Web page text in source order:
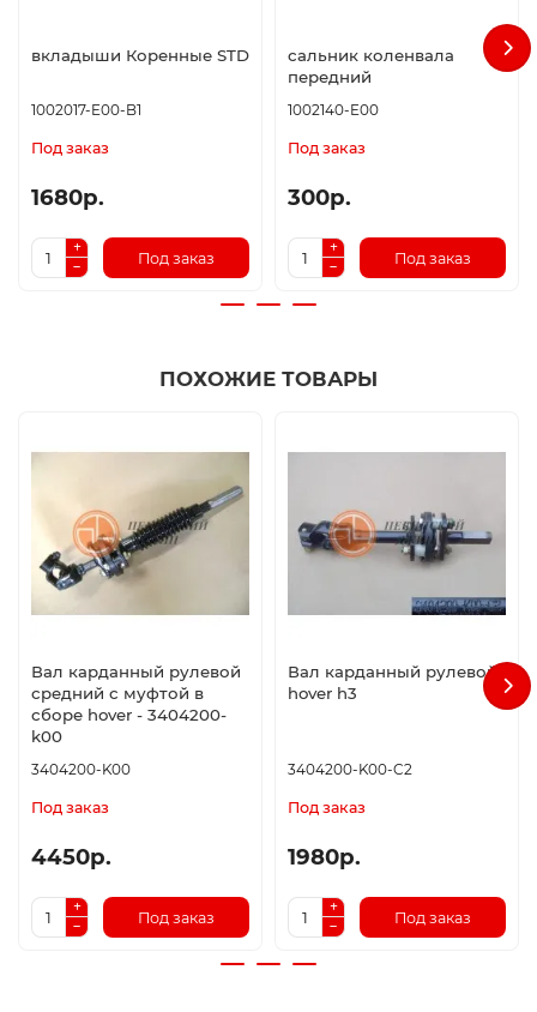
вкладыши Коренные STD
1002017-E00-B1
Под заказ
1680р.
Под заказ
сальник коленвала
передний
1002140-E00
Под заказ
300р.
Под заказ
ПОХОЖИЕ ТОВАРЫ
Вал карданный рулевой
средний с муфтой в
сборе hover - 3404200-
k00
3404200-K00
Под заказ
4450р.
Под заказ
Вал карданный рулевой
hover h3
3404200-K00-C2
Под заказ
1980р.
Под заказ